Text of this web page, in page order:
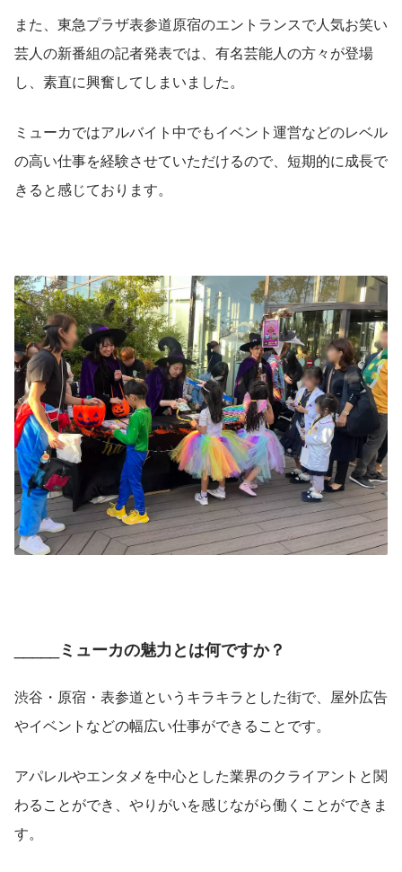
また、東急プラザ表参道原宿のエントランスで人気お笑い
芸人の新番組の記者発表では、有名芸能人の方々が登場
し、素直に興奮してしまいました。
ミューカではアルバイト中でもイベント運営などのレベル
の高い仕事を経験させていただけるので、短期的に成長で
きると感じております。
_____ミューカの魅力とは何ですか？
渋谷・原宿・表参道というキラキラとした街で、屋外広告
やイベントなどの幅広い仕事ができることです。
アパレルやエンタメを中心とした業界のクライアントと関
わることができ、やりがいを感じながら働くことができま
す。